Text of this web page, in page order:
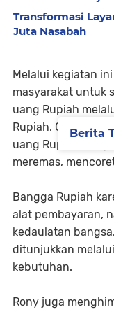
Transformasi
Juta Nasabah
Melalui kegiatan
masyarakat untuk
uang Rupiah
Rupiah. Cinta
uang Rupiah yang
meremas,
Bangga Rupiah
alat pembayaran,
kedaulatan
ditunjukkan
kebutuhan.
Rony juga
Berita